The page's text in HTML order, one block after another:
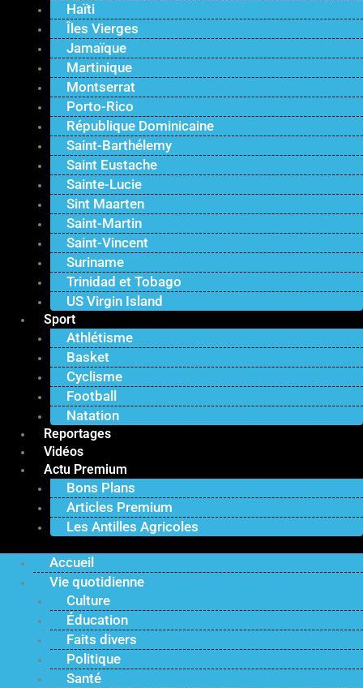
Haïti
Îles Vierges
Jamaïque
Martinique
Montserrat
Porto-Rico
République Dominicaine
Saint-Barthélemy
Saint Eustache
Sainte-Lucie
Sint Maarten
Saint-Martin
Saint-Vincent
Suriname
Trinidad et Tobago
US Virgin Island
Sport
Athlétisme
Basket
Cyclisme
Football
Natation
Reportages
Vidéos
Actu Premium
Bons Plans
Articles Premium
Les Antilles Agricoles
Accueil
Vie quotidienne
Culture
Éducation
Faits divers
Politique
Santé